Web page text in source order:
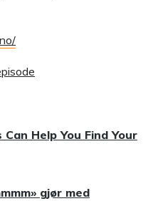
Help You Find Your
gjør med